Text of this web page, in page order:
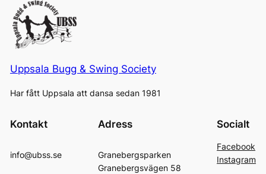
Uppsala Bugg & Swing Society
Har fått Uppsala att dansa sedan 1981
Kontakt
info@ubss.se
Adress
Granebergsparken
Granebergsvägen 58
Socialt
Facebook
Instagram